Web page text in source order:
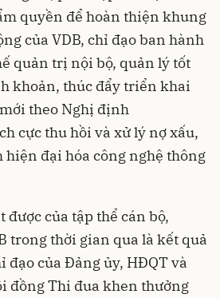
quyền để hoàn thiện khung
của VDB, chỉ đạo ban hành
quản trị nội bộ, quản lý tốt
khoản, thúc đẩy triển khai
theo Nghị định
cực thu hồi và xử lý nợ xấu,
hiện đại hóa công nghệ thông
được của tập thể cán bộ,
trong thời gian qua là kết quả
đạo của Đảng ủy, HĐQT và
đồng Thi đua khen thưởng